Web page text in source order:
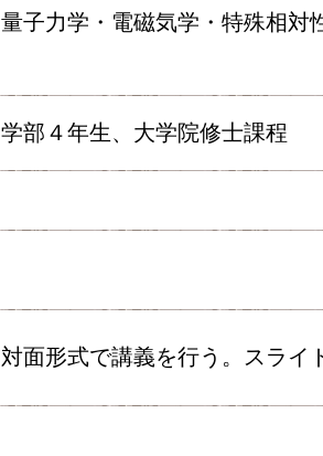
量子力学・電磁気学・特殊相対
学部４年生、大学院修士課程
対面形式で講義を行う。スライ